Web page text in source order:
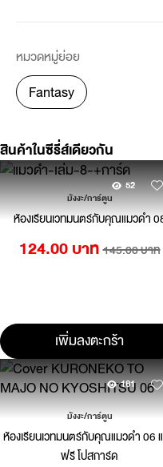
หมวดหมู่ย่อย
Fantasy
สินค้าในซีรี่ส์เดียวกัน
52
มังงะ/การ์ตูน
ห้องเรียนเวทมนตร์กับคุณแมวดำ
124.00 บาท 145.00 บาท
เพิ่มลงตะกร้า
181
มังงะ/การ์ตูน
ห้องเรียนเวทมนตร์กับคุณแมวดำ 06
ฟรี โปสการ์ด